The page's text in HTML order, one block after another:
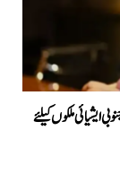
ایشیائی ملکوں کیلئے